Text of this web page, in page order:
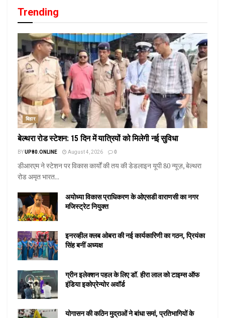
Trending
बिहार
बेल्थरा रोड स्टेशन: 15 दिन में यात्रियों को मिलेगी नई सुविधा
BYUP80.ONLINE August 4, 2026 0
डीआरएम ने स्टेशन पर विकास कार्यों की तय की डेडलाइन यूपी 80 न्यूज़, बेल्थरा
रोड अमृत भारत...
अयोध्या विकास प्राधिकरण के ओएसडी वाराणसी का नगर
मजिस्ट्रेट नियुक्त
इनरव्हील क्लब ओबरा की नई कार्यकारिणी का गठन, प्रियंका
सिंह बनीं अध्यक्ष
ग्रीन इलेक्शन पहल के लिए डॉ. हीरा लाल को टाइम्स ऑफ
इंडिया इकोप्रेन्योर अवॉर्ड
योगासन की कठिन मुद्राओं ने बांधा समां, प्रतिभागियों के